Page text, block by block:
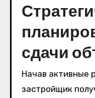
сдачи
Начав активные
застройщик